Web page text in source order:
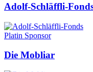
Adolf-Schläffli-
Platin Sponsor
Die Mobliar